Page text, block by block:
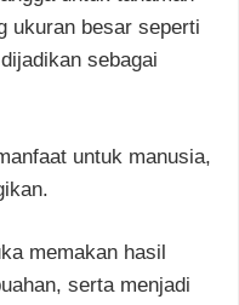
ukuran besar seperti
sebagai
untuk manusia,
memakan hasil
serta menjadi